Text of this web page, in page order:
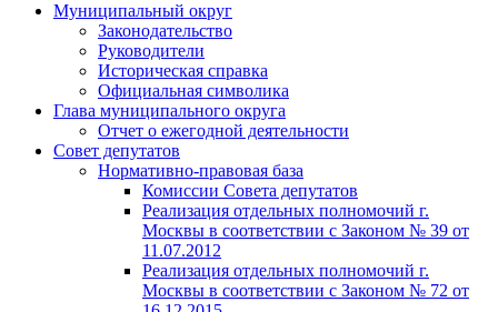
Муниципальный округ
Законодательство
Руководители
Историческая справка
Официальная символика
Глава муниципального округа
Отчет о ежегодной деятельности
Совет депутатов
Нормативно-правовая база
Комиссии Совета депутатов
Реализация отдельных полномочий г.
Москвы в соответствии с Законом № 39 от
11.07.2012
Реализация отдельных полномочий г.
Москвы в соответствии с Законом № 72 от